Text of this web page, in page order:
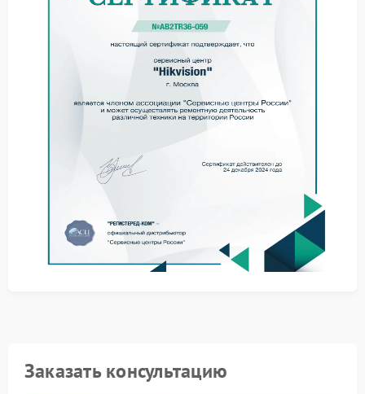
Для успешного ремонта Hikvision требуется точное
определение причины. Стандартная процедура
включает следующие этапы:
Аппаратное тестирование сенсора и оптического
тракта на специальном стенде.
Анализ программного обеспечения, управляющего
Доверяя технику сервисному центру Hikvision,
клиент получает полный цикл работ – от первичной
минимизирует последствия поломки и
восстанавливает работоспособность оборудования.
Заказать консультацию